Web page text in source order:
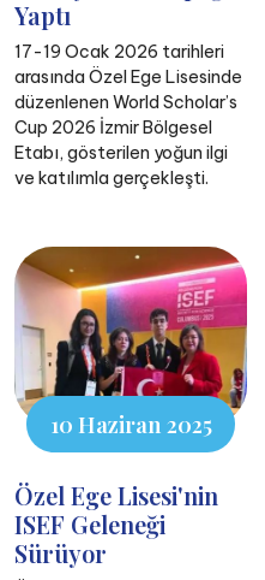
Yaptı
17-19 Ocak 2026 tarihleri
arasında Özel Ege Lisesinde
düzenlenen World Scholar’s
Cup 2026 İzmir Bölgesel
Etabı, gösterilen yoğun ilgi
ve katılımla gerçekleşti.
10 Haziran 2025
Özel Ege Lisesi'nin
ISEF Geleneği
Sürüyor